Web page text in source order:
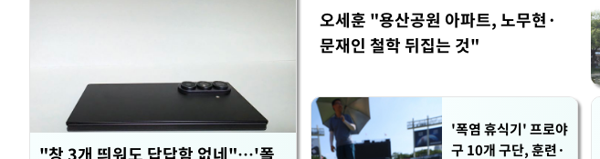
"창 3개 띄워도 답답함 없네"…'폴
오세훈 "용산공원 아파트, 노무현·
문재인 철학 뒤집는 것"
'폭염 휴식기' 프로야
구 10개 구단, 훈련·